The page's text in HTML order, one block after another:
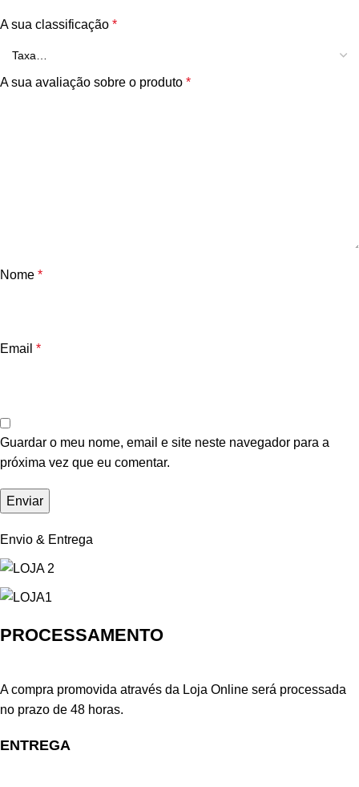
A sua classificação *
A sua avaliação sobre o produto *
Nome *
Email *
Guardar o meu nome, email e site neste navegador para a
próxima vez que eu comentar.
Envio & Entrega
PROCESSAMENTO
A compra promovida através da Loja Online será processada
no prazo de 48 horas.
ENTREGA